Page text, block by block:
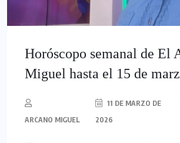
Horóscopo semanal de El
Miguel hasta el 15 de
ARCANO MIGUEL
11 DE MARZO DE
2026